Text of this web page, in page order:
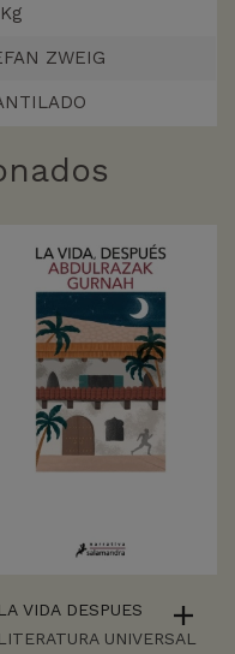
ZWEIG
LA VIDA DESPUES
LITERATURA UNIVERSAL